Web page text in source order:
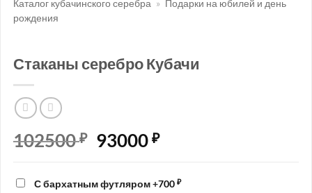
Каталог кубачинского серебра » Подарки на юбилей и день
рождения
Стаканы серебро Кубачи
102500₽
Первоначальная
составляла
93000 ₽Текущая
93000 ₽.
С бархатным футляром+700 ₽